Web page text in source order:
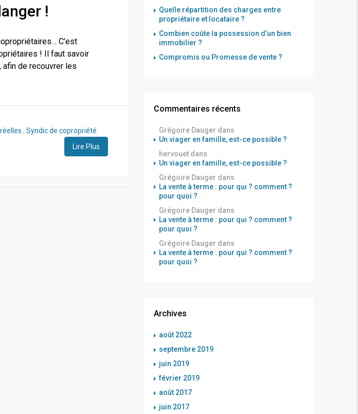
!
C’est
! Il faut savoir
afin de recouvrer les
, Syndic de copropriété
Lire Plus
Quelle répartition des charges entre
propriétaire et locataire ?
Combien coûte la possession d’un bien
immobilier ?
Compromis ou Promesse de vente ?
Commentaires récents
Grégoire Dauger dans
Un viager en famille, est-ce possible ?
hervouet dans
Un viager en famille, est-ce possible ?
Grégoire Dauger dans
La vente à terme : pour qui ? comment ?
pour quoi ?
Grégoire Dauger dans
La vente à terme : pour qui ? comment ?
pour quoi ?
Grégoire Dauger dans
La vente à terme : pour qui ? comment ?
pour quoi ?
Archives
août 2022
septembre 2019
juin 2019
février 2019
août 2017
juin 2017